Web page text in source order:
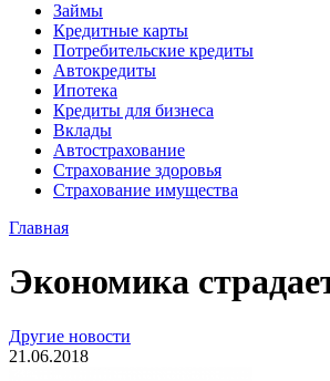
Займы
Кредитные карты
Потребительские кредиты
Автокредиты
Ипотека
Кредиты для бизнеса
Вклады
Автострахование
Страхование здоровья
Страхование имущества
Главная
Экономика
Другие новости
21.06.2018